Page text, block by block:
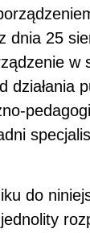
dnia 25
w
działania
do